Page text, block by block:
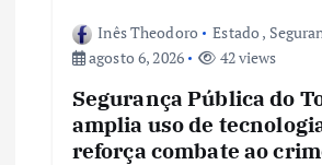
Inês Theodoro Estado ,
agosto 6, 2026
42 views
Segurança Pública do
amplia uso de
reforça combate ao